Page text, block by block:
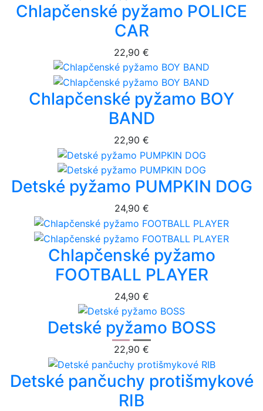
Chlapčenské pyžamo POLICE
CAR
22,90 €
Chlapčenské pyžamo BOY
BAND
22,90 €
Detské pyžamo PUMPKIN DOG
24,90 €
Chlapčenské pyžamo
FOOTBALL PLAYER
24,90 €
Detské pyžamo BOSS
22,90 €
Detské pančuchy protišmykové
RIB